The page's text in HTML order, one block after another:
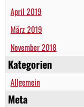
April 2019
März 2019
November 2018
Kategorien
Allgemein
Meta